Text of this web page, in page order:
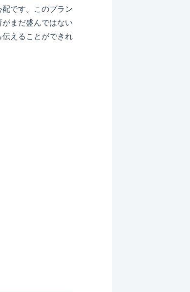
です。このプラン
まだ盛んではない
えることができれ